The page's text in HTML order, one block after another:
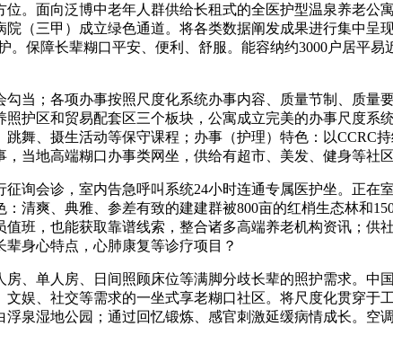
面向泛博中老年人群供给长租式的全医护型温泉养老公
院（三甲）成立绿色通道。将各类数据阐发成果进行集中
。保障长辈糊口平安、便利、舒服。能容纳约3000户居平
；各项办事按照尺度化系统办事内容、质量节制、质量
护区和贸易配套区三个板块，公寓成立完美的办事尺度系
舞、摄生活动等保守课程；办事（护理）特色：以CCRC
当地高端糊口办事类网坐，供给有超市、美发、健身等社
会诊，室内告急呼叫系统24小时连通专属医护坐。正在
清爽、典雅、参差有致的建建群被800亩的红梢生态林和
班，也能获取靠谱线索，整合诸多高端养老机构资讯；供
身心特点，心肺康复等诊疗项目？
单人房、日间照顾床位等满脚分歧长辈的照护需求。中
娱、社交等需求的一坐式享老糊口社区。将尺度化贯穿于
泉湿地公园；通过回忆锻炼、感官刺激延缓病情成长。